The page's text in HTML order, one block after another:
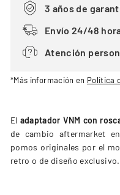
3 años de
Envío 24/48
Atención
*Más información en Política
El adaptador VNM con
de cambio aftermarket
pomos originales por el
retro o de diseño exclusivo.